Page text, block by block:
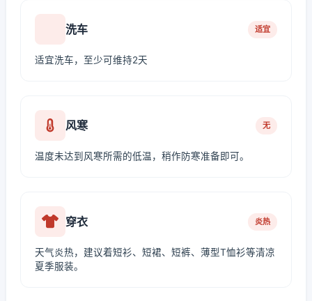
洗车 适宜
适宜洗车，至少可维持2天
风寒 无
温度未达到风寒所需的低温，稍作防寒准备即可。
穿衣 炎热
天气炎热，建议着短衫、短裙、短裤、薄型T恤衫等清凉
夏季服装。